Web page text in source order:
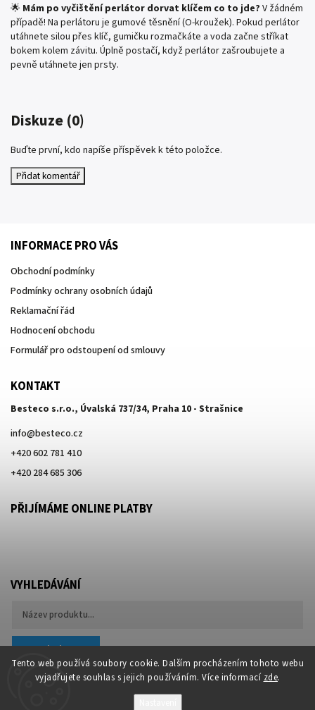
Tento web používá soubory cookie. Dalším procházením tohoto webu
vyjadřujete souhlas s jejich používáním. Více informací zde.
🌟 Mám po vyčištění perlátor dorvat klíčem co to jde? V žádném
případě! Na perlátoru je gumové těsnění (O-kroužek). Pokud perlátor
utáhnete silou přes klíč, gumičku rozmačkáte a voda začne stříkat
bokem kolem závitu. Úplně postačí, když perlátor zašroubujete a
pevně utáhnete jen prsty.
Diskuze (0)
Buďte první, kdo napíše příspěvek k této položce.
Přidat komentář
INFORMACE PRO VÁS
Obchodní podmínky
Podmínky ochrany osobních údajů
Reklamační řád
Hodnocení obchodu
Formulář pro odstoupení od smlouvy
KONTAKT
Besteco s.r.o., Úvalská 737/34, Praha 10 - Strašnice
info@besteco.cz
+420 602 781 410
+420 284 685 306
PŘIJÍMÁME ONLINE PLATBY
VYHLEDÁVÁNÍ
Hledat